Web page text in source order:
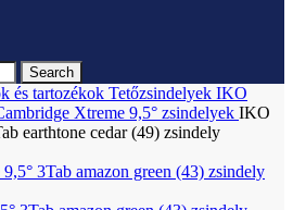
Search
és tartozékok Tetőzsindelyek IKO
Xtreme 9,5° zsindelyek IKO
earthtone cedar (49) zsindely